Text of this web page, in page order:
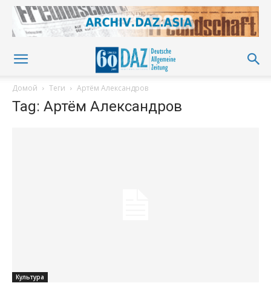
Домой Теги Артём Александров
Tag: Артём Александров
Культура